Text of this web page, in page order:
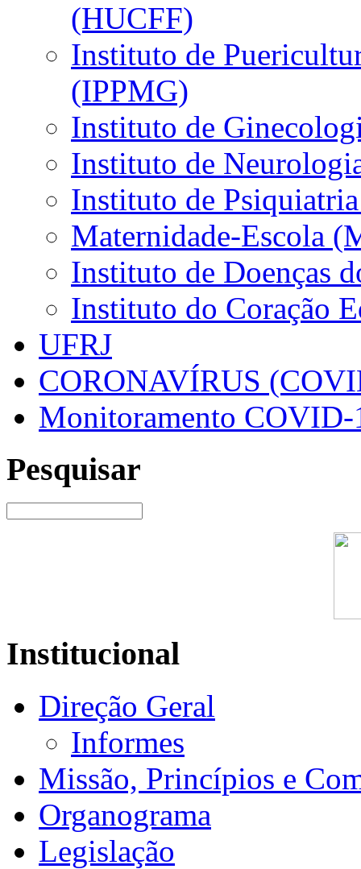
(HUCFF)
Instituto de
(IPPMG)
Instituto de
Instituto de
Instituto de
Maternidade-Escola
Instituto de Doenças
Instituto do Coração
UFRJ
CORONAVÍRUS
Monitoramento COVID-
Pesquisar
Institucional
Direção Geral
Informes
Missão, Princípios e
Organograma
Legislação